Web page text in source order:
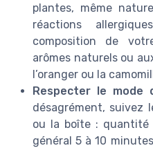
plantes, même
réactions
composition de
arômes naturels ou
l’oranger ou la
Respecter le mode
désagrément, suivez
ou la boîte : quantité
général 5 à 10